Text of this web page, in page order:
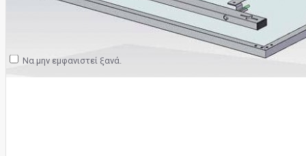
Να μην εμφανιστεί ξανά.